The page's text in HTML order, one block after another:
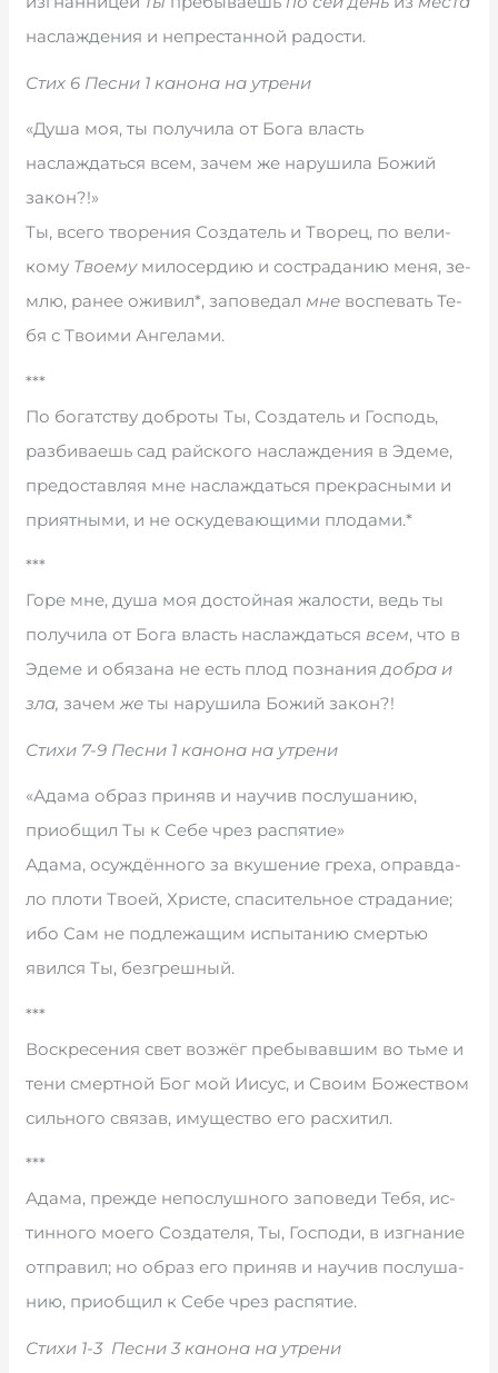
на­сла­ж­де­ния и не­пре­стан­ной ра­до­сти.
Стих 6 Песни 1 канона на утрени
«Душа моя, ты получила от Бога власть
наслаждаться всем, зачем же нарушила Божий
закон?!»
Ты, все­го тво­ре­ния Со­з­да­тель и Тво­рец, по ве­ли­
ко­му Тво­е­му ми­ло­сер­дию и со­стра­да­нию ме­ня, зе­
м­лю, ра­нее ожи­вил*, за­по­ве­дал мне вос­пе­вать Те­
бя с Тво­и­ми Ан­ге­ла­ми.
***
По бо­гат­ст­ву до­б­ро­ты Ты, Со­з­да­тель и Гос­подь,
раз­би­ва­ешь сад рай­ско­го на­сла­ж­де­ния в Эде­ме,
пре­до­с­та­в­ляя мне на­сла­ж­дать­ся пре­кра­с­ны­ми и
при­ят­ны­ми, и не ос­ку­де­ва­ю­щи­ми пло­да­ми.*
***
Го­ре мне, ду­ша моя до­с­той­ная жа­ло­сти, ведь ты
по­лу­чи­ла от Бо­га власть на­сла­ж­дать­ся всем, что в
Эде­ме и обя­за­на не есть плод по­з­на­ниядо­б­ра и
зла, за­чемже ты на­ру­ши­ла Бо­жий за­кон?!
Стихи 7-9 Песни 1 канона на утрени
«Адама образ приняв и научив послушанию,
приобщил Ты к Себе чрез распятие»
Ада­ма, осу­ж­дён­но­го за вку­ше­ние гре­ха, оп­рав­да­
ло пло­ти Тво­ей, Хри­сте, спа­си­тель­ное стра­да­ние;
ибо Сам не под­ле­жа­щим ис­пы­та­нию смер­тью
явил­ся Ты, без­греш­ный.
***
Вос­кре­се­ния свет воз­жёг пре­бы­вав­шим во тьме и
те­ни смерт­ной Бог мой Ии­сус, и Сво­им Бо­же­ст­вом
силь­но­го свя­зав, иму­ще­ст­во его рас­хи­тил.
***
Ада­ма, пре­ж­де не­по­слуш­но­го за­по­ве­ди Те­бя, ис­
тин­но­го мое­го Соз­да­те­ля, Ты, Гос­по­ди, в из­гна­ние
от­пра­вил; но об­раз его при­няв и нау­чив по­слу­ша­
нию, при­об­щил к Се­бе чрез рас­пя­тие.
Стихи 1-3 Песни 3 канона на утрени